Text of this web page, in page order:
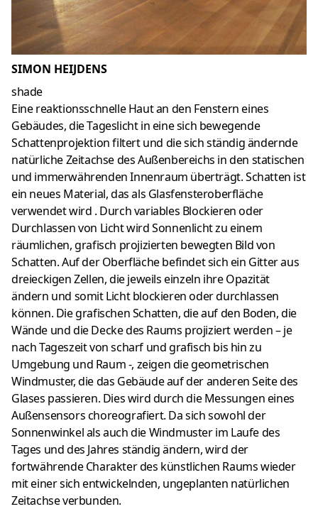
SIMON HEIJDENS
shade
Eine reaktionsschnelle Haut an den Fenstern eines
Gebäudes, die Tageslicht in eine sich bewegende
Schattenprojektion filtert und die sich ständig ändernde
natürliche Zeitachse des Außenbereichs in den statischen
und immerwährenden Innenraum überträgt. Schatten ist
ein neues Material, das als Glasfensteroberfläche
verwendet wird . Durch variables Blockieren oder
Durchlassen von Licht wird Sonnenlicht zu einem
räumlichen, grafisch projizierten bewegten Bild von
Schatten. Auf der Oberfläche befindet sich ein Gitter aus
dreieckigen Zellen, die jeweils einzeln ihre Opazität
ändern und somit Licht blockieren oder durchlassen
können. Die grafischen Schatten, die auf den Boden, die
Wände und die Decke des Raums projiziert werden – je
nach Tageszeit von scharf und grafisch bis hin zu
Umgebung und Raum -, zeigen die geometrischen
Windmuster, die das Gebäude auf der anderen Seite des
Glases passieren. Dies wird durch die Messungen eines
Außensensors choreografiert. Da sich sowohl der
Sonnenwinkel als auch die Windmuster im Laufe des
Tages und des Jahres ständig ändern, wird der
fortwährende Charakter des künstlichen Raums wieder
mit einer sich entwickelnden, ungeplanten natürlichen
Zeitachse verbunden.